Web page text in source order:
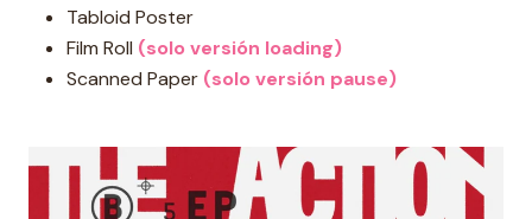
Tabloid Poster
Film Roll (solo versión loading)
Scanned Paper (solo versión pause)